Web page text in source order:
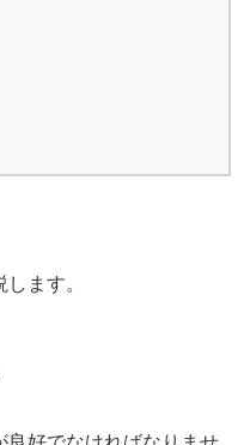
ます。